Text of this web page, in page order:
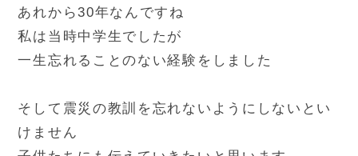
あれから30年なんですね
私は当時中学生でしたが
一生忘れることのない経験をしました
そして震災の教訓を忘れないようにしないとい
けません